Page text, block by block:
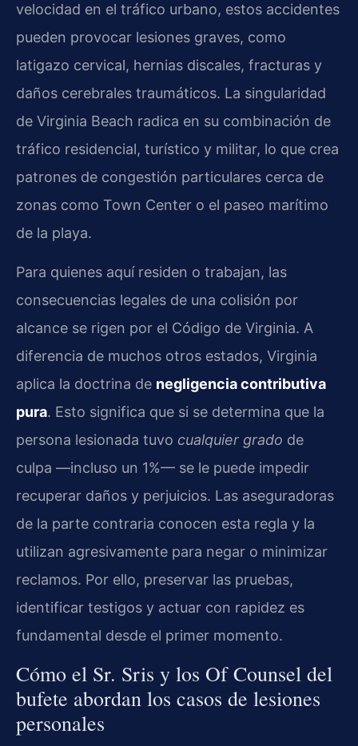
velocidad en el tráfico urbano, estos accidentes
pueden provocar lesiones graves, como
latigazo cervical, hernias discales, fracturas y
daños cerebrales traumáticos. La singularidad
de Virginia Beach radica en su combinación de
tráfico residencial, turístico y militar, lo que crea
patrones de congestión particulares cerca de
zonas como Town Center o el paseo marítimo
de la playa.
Para quienes aquí residen o trabajan, las
consecuencias legales de una colisión por
alcance se rigen por el Código de Virginia. A
diferencia de muchos otros estados, Virginia
aplica la doctrina de negligencia contributiva
pura. Esto significa que si se determina que la
persona lesionada tuvo cualquier grado de
culpa —incluso un 1%— se le puede impedir
recuperar daños y perjuicios. Las aseguradoras
de la parte contraria conocen esta regla y la
utilizan agresivamente para negar o minimizar
reclamos. Por ello, preservar las pruebas,
identificar testigos y actuar con rapidez es
fundamental desde el primer momento.
Cómo el Sr. Sris y los Of Counsel del
bufete abordan los casos de lesiones
personales